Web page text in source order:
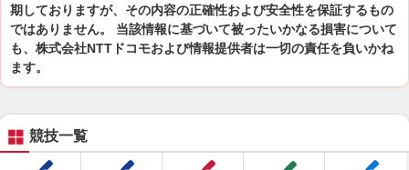
期しておりますが、その内容の正確性および安全性を保証するもの
ではありません。 当該情報に基づいて被ったいかなる損害について
も、株式会社NTTドコモおよび情報提供者は一切の責任を負いかね
ます。
競技一覧